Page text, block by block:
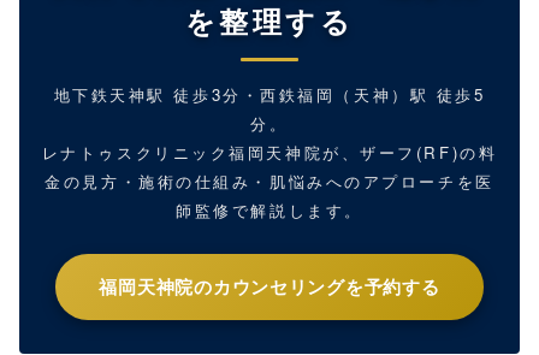
を整理する
地下鉄天神駅 徒歩3分・西鉄福岡（天神）駅 徒歩5
分。
レナトゥスクリニック福岡天神院が、ザーフ(RF)の料
金の見方・施術の仕組み・肌悩みへのアプローチを医
師監修で解説します。
福岡天神院のカウンセリングを予約する